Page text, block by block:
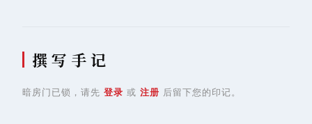
撰 写 手 记
暗房门已锁，请先 登录 或 注册 后留下您的印记。